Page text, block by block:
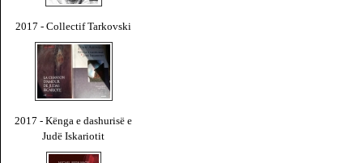
2017 - Collectif Tarkovski
2017 - Kënga e dashurisë e
Judë Iskariotit